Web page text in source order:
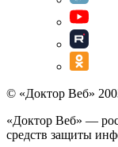
© «Доктор Веб»
«Доктор Веб» —
средств защиты